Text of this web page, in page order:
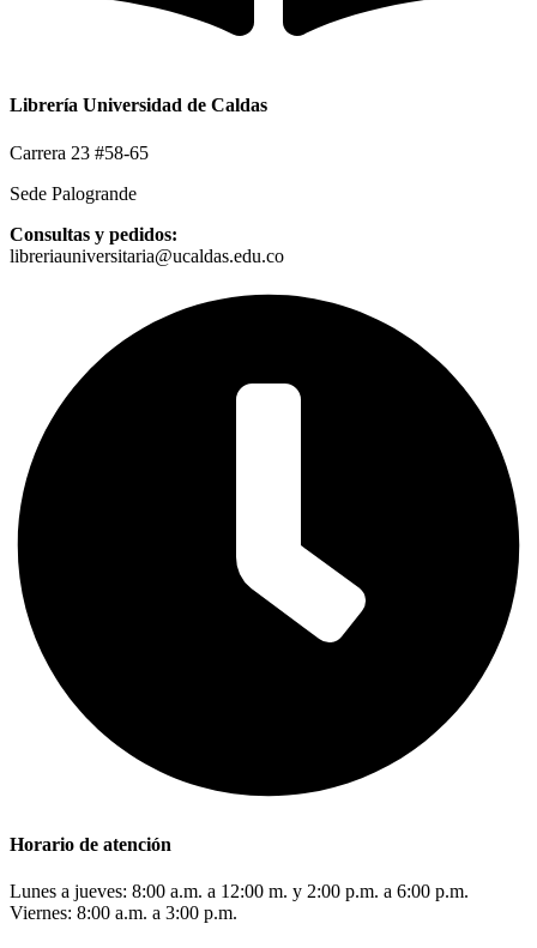
Librería Universidad de Caldas
Carrera 23 #58-65
Sede Palogrande
Consultas y pedidos:
libreriauniversitaria@ucaldas.edu.co
Horario de atención
Lunes a jueves: 8:00 a.m. a 12:00 m. y 2:00 p.m. a 6:00 p.m.
Viernes: 8:00 a.m. a 3:00 p.m.